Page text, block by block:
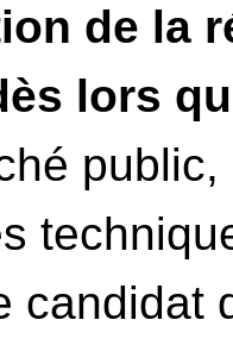
de la
lors
candidat